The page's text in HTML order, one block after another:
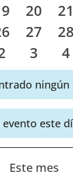
20 21
27 28
3 4
este
Este mes